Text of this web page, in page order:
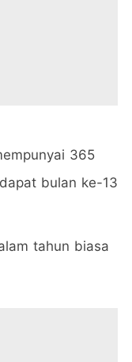
365
bulan ke-13
tahun biasa